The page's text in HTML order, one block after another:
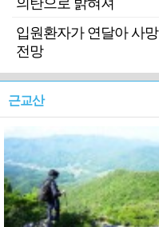
의탄으로 밝혀져
입원환자가 연달아 사
전망
근교산